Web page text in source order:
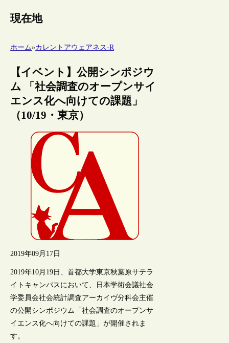
現在地
ホーム»カレントアウェアネス-R
【イベント】公開シンポジウ
ム 「社会調査のオープンサイ
エンス化へ向けての課題」
（10/19・東京）
2019年09月17日
2019年10月19日、首都大学東京秋葉原サテラ
イトキャンパスにおいて、日本学術会議社会
学委員会社会統計調査アーカイヴ分科会主催
の公開シンポジウム「社会調査のオープンサ
イエンス化へ向けての課題」が開催されま
す。